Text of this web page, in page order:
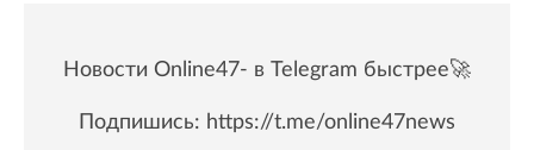
Новости Online47- в Telegram быстрее🚀
Подпишись: https://t.me/online47news